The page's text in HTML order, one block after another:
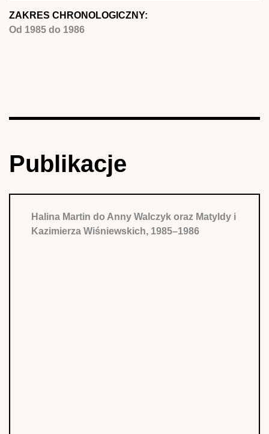
ZAKRES CHRONOLOGICZNY:
Od 1985 do 1986
Publikacje
Halina Martin do Anny Walczyk oraz Matyldy i
Kazimierza Wiśniewskich, 1985–1986